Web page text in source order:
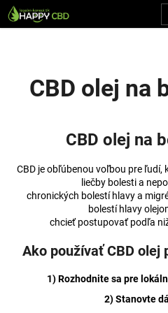
Prejsť
na
CBD olej na
CBD olej na
CBD je obľúbenou voľbou pre
liečby bolesti a
chronických bolestí hlavy a
bolestí hlavy
chcieť postupovať podľa
Ako používať CBD olej
1) Rozhodnite sa pre
2) Stanovte
K
o
r
e